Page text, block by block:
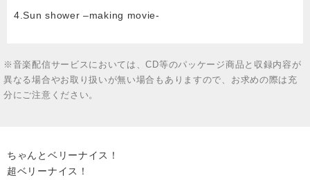
4.Sun shower ‒making movie-
※音楽配信サービスにおいては、CD等のパッケージ商品と収録内容が
異なる場合やお取り扱いが無い場合もありますので、お求めの際は充
分にご注意ください。
ちゃんとベリーナイス！
超ベリーナイス！